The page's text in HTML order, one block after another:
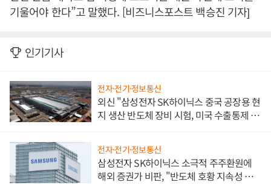
기울어야 한다”고 말했다. [비즈니스포스트 백승진 기자]
인기기사
전자·전기·정보통신
외신 "삼성전자 SK하이닉스 중국 공장용 현
지 생산 반도체 장비 시험, 미국 수출통제 대
전자·전기·정보통신
삼성전자 SK하이닉스 소극적 주주환원에
해외 증권가 비판, "반도체 호황 지속성 의